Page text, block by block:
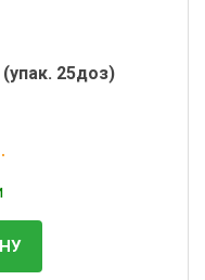
25доз)